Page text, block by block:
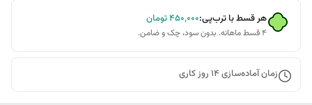
هر قسط با ترب‌پی:۴۵۰٬۰۰۰تومان
۴ قسط ماهانه. بدون سود، چک و ضامن.
زمان آماده‌سازی 14 روز کاری